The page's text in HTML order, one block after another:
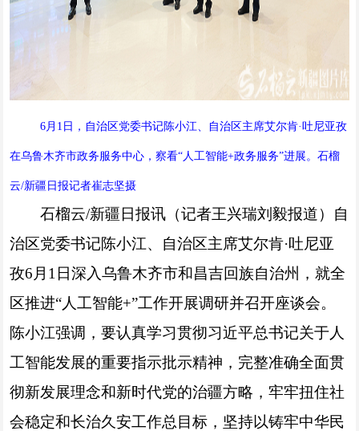
6月1日，自治区党委书记陈小江、自治区主席艾尔肯·吐尼亚孜
在乌鲁木齐市政务服务中心，察看“人工智能+政务服务”进展。石榴
云/新疆日报记者崔志坚摄
石榴云/新疆日报讯（记者王兴瑞刘毅报道）自
治区党委书记陈小江、自治区主席艾尔肯·吐尼亚
孜6月1日深入乌鲁木齐市和昌吉回族自治州，就全
区推进“人工智能+”工作开展调研并召开座谈会。
陈小江强调，要认真学习贯彻习近平总书记关于人
工智能发展的重要指示批示精神，完整准确全面贯
彻新发展理念和新时代党的治疆方略，牢牢扭住社
会稳定和长治久安工作总目标，坚持以铸牢中华民